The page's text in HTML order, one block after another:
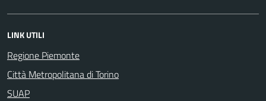
LINK UTILI
Regione Piemonte
Città Metropolitana di Torino
SUAP